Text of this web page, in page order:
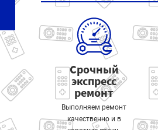
Срочный
экспресс
ремонт
Выполняем ремонт
качественно и в